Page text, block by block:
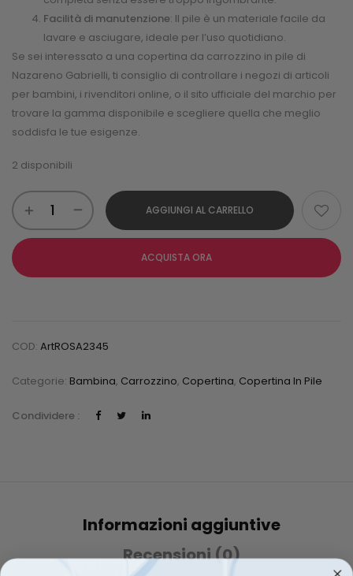
Facilità di manutenzione: Il pile è un materiale facile da
lavare e asciugare, ideale per l’uso quotidiano.
Se sei interessato a una copertina da carrozzino in pile di
Nazareno Gabrielli, ti consiglio di controllare i negozi di articoli
per bambini, i rivenditori online, o il sito ufficiale del marchio per
trovare la gamma disponibile e scegliere quella che meglio
soddisfa le tue esigenze.
2 disponibili
AGGIUNGI AL CARRELLO
ACQUISTA ORA
COD: ArtROSA2345
Categorie: Bambina, Carrozzino, Copertina, Copertina In Pile
Condividere :
Informazioni aggiuntive
Recensioni (0)